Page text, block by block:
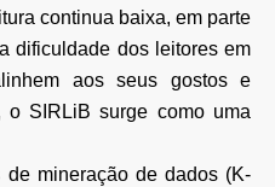
continua baixa, em parte
dificuldade dos leitores em
aos seus gostos e
o SIRLiB surge como uma
mineração de dados (K-